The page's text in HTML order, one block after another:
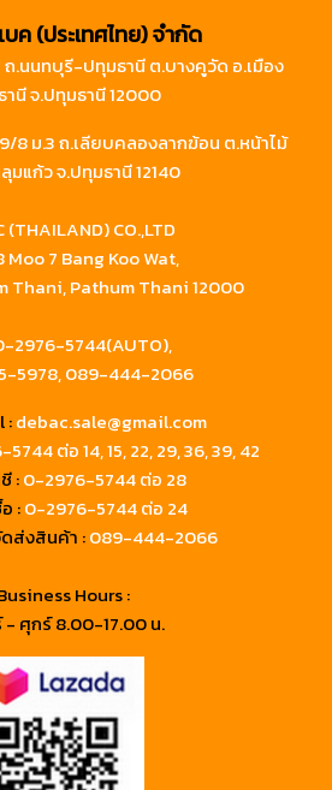
ค (ประเทศไทย) จำกัด
.นนทบุรี-ปทุมธานี ต.บางคูวัด อ.เมือง
านี จ.ปทุมธานี 12000
8 ม.3 ถ.เลียบคลองลากฆ้อน ต.หน้าไม้
มแก้ว จ.ปทุมธานี 12140
(THAILAND) CO.,LTD
7 Bang Koo Wat,
Thani, Pathum Thani 12000
2976-5744(AUTO),
5978,089-444-2066
:debac.sale@gmail.com
5744ต่อ 14, 15, 22, 29, 36, 39, 42
:0-2976-5744 ต่อ 28
:0-2976-5744 ต่อ 24
ส่งสินค้า :089-444-2066
Hours :
- ศุกร์ 8.00-17.00 น.